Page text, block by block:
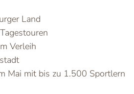
Land
Verleih
Mai mit bis zu 1.500 Sportlern